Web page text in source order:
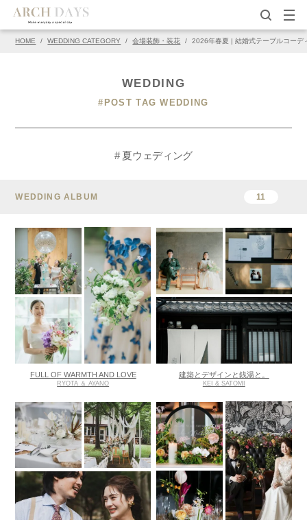
HOME / WEDDING CATEGORY / 会場装飾・装花 / 2026年春夏 | 結婚式テーブルコーデ
WEDDING
#POST TAG WEDDING
# 夏ウェディング
WEDDING ALBUM 11
FULL OF WARMTH AND LOVE
RYOTA ＆ AYANO
建築とデザインと銭湯と。
KEI & SATOMI